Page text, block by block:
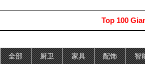
Top 100
全部 厨卫 家具 配饰 智